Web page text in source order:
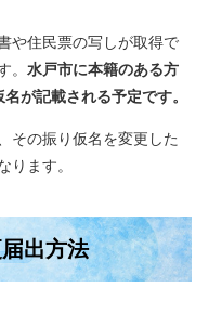
や住民票の写しが取得で
。 水戸市に本籍のある方
が記載される予定です。
その振り仮名を変更した
ります。
出方法